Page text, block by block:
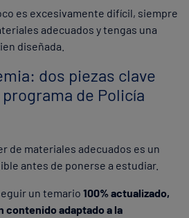
es excesivamente difícil, siempre
adecuados y tengas una
diseñada.
dos piezas clave
de Policía
de materiales adecuados es un
antes de ponerse a estudiar.
un temario 100% actualizado,
contenido adaptado a la